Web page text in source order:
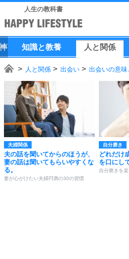
人生の教科書
知識と教養 人 と 関係
人と関係 出会い 出会いの意
夫婦関係
夫の話を聞いてからのほうが、
妻の話は聞いてもらいやすくな
る。
妻が心がけたい夫婦円満の30の習慣
自分磨き
どれだけ
を口にし
自分磨きを